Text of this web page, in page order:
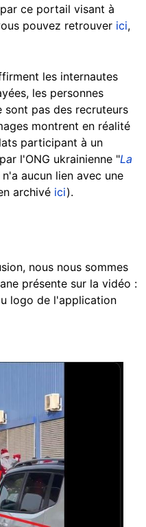
ce portail visant à
pouvez retrouver ici,
les internautes
les personnes
sont pas des recruteurs
montrent en réalité
participant à un
l'ONG ukrainienne "La
n'a aucun lien avec une
archivé ici).
nous nous sommes
présente sur la vidéo :
logo de l'application